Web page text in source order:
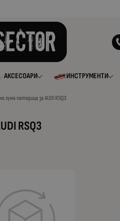
АКСЕСОАРИ ИНСТРУМЕНТИ
гума патерица за AUDI RSQ3
RSQ3